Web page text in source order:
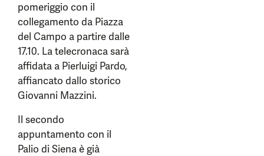
pomeriggio con il
collegamento da Piazza
del Campo a partire dalle
17.10. La telecronaca sarà
affidata a Pierluigi Pardo,
affiancato dallo storico
Giovanni Mazzini.
Il secondo
appuntamento con il
Palio di Siena è già